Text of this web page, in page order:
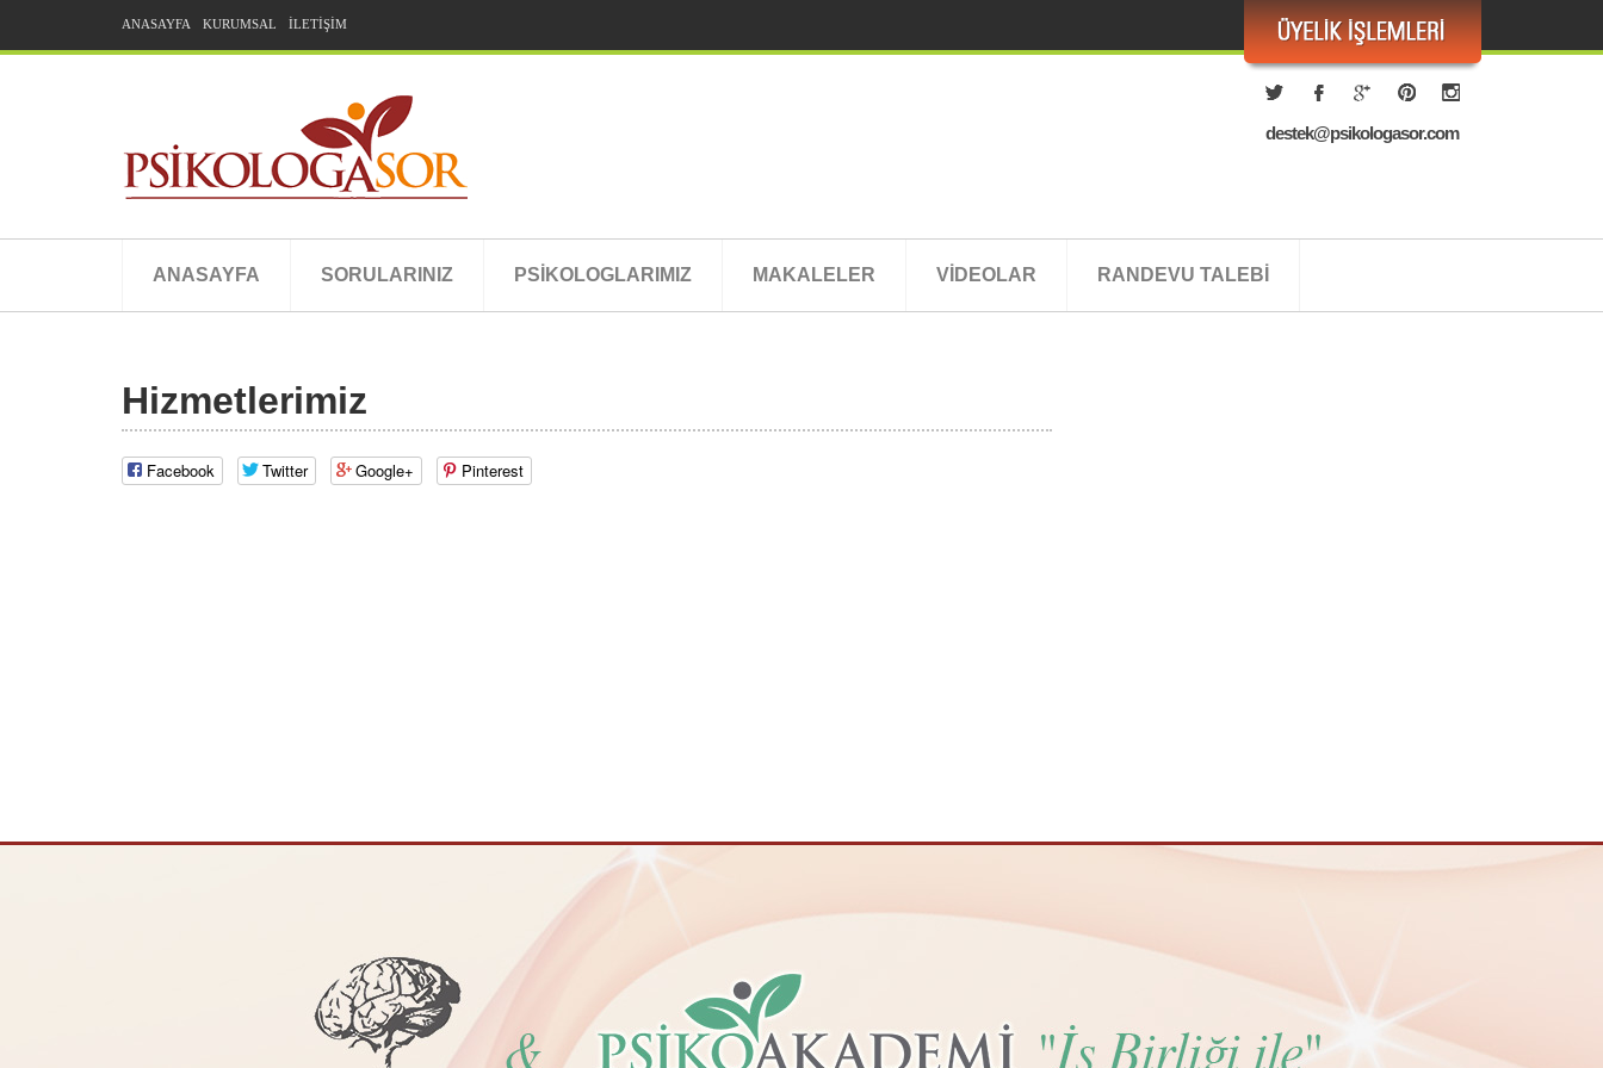
ANASAYFA KURUMSAL İLETİŞİM
destek@psikologasor.com
ANASAYFA SORULARINIZ PSİKOLOGLARIMIZ MAKALELER VİDEOLAR RANDEVU TALEBİ
Hizmetlerimiz
Facebook Twitter Google+ Pinterest